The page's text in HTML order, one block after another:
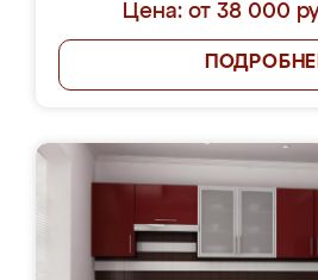
Цена: от 38 000